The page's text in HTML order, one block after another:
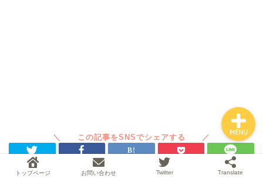
トップページ お問い合わせ Twitter Translate
MENU